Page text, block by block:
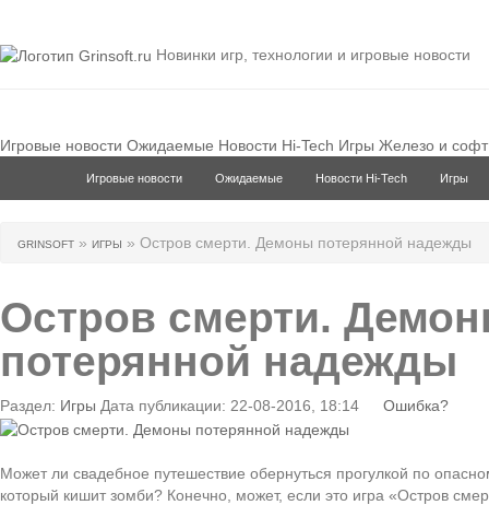
Новинки игр, технологии и игровые новости
Игровые новости Ожидаемые Новости Hi-Tech Игры Железо и софт
Игровые новости Ожидаемые Новости Hi-Tech Игры
GRINSOFT » ИГРЫ » Остров смерти. Демоны потерянной надежды
Остров смерти.
потерянной надежды
Раздел: Игры Дата публикации: 22-08-2016, 18:14 Ошибка?
Может ли свадебное путешествие обернуться прогулкой по
который кишит зомби? Конечно, может, если это игра «Остров